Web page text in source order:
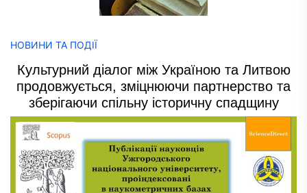
НОВИНИ ТА ПОДІЇ
Культурний діалог між Україною та Литвою
продовжується, зміцнюючи партнерство та
зберігаючи спільну історичну спадщину